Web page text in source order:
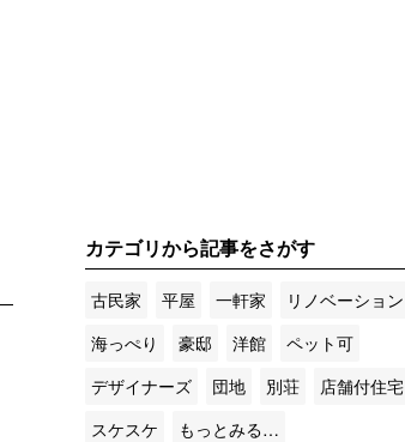
カテゴリから記事をさがす
古民家 平屋 一軒家
リノベーション
海っぺり
豪邸 洋館
ペット可
デザイナーズ
団地 別荘
店舗付住宅
スケスケ
もっとみる…